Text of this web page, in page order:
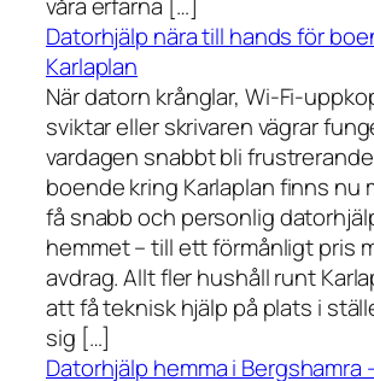
Datorhjälp nära till hands för
Karlaplan
När datorn krånglar, Wi-Fi-
sviktar eller skrivaren vägrar
vardagen snabbt bli
boende kring Karlaplan finns nu
få snabb och personlig
hemmet – till ett förmånligt pris
avdrag. Allt fler hushåll runt
att få teknisk hjälp på plats i
sig […]
Datorhjälp hemma i Bergshamra